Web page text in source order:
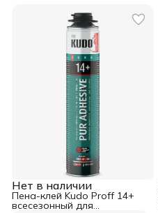
Нет в наличии
Пена-клей Kudo Proff 14+
всесезонный для